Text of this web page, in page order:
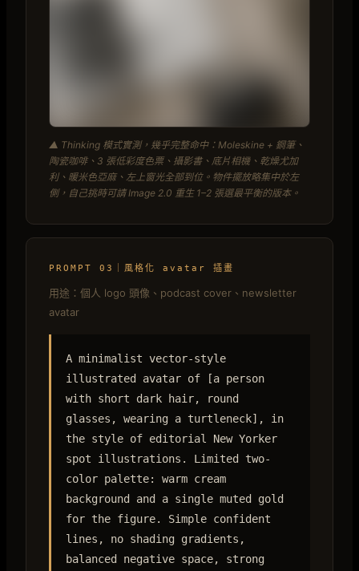
▲ Thinking 模式實測，幾乎完整命中：Moleskine + 鋼筆、
陶瓷咖啡、3 張低彩度色票、攝影書、底片相機、乾燥尤加
利、暖米色亞麻、左上窗光全部到位。物件擺放略集中於左
側，自己挑時可請 Image 2.0 重生 1–2 張選最平衡的版本。
PROMPT 03｜風格化 avatar 插畫
用途：個人 logo 頭像、podcast cover、newsletter
avatar
A minimalist vector-style
illustrated avatar of [a person
with short dark hair, round
glasses, wearing a turtleneck], in
the style of editorial New Yorker
spot illustrations. Limited two-
color palette: warm cream
background and a single muted gold
for the figure. Simple confident
lines, no shading gradients,
balanced negative space, strong